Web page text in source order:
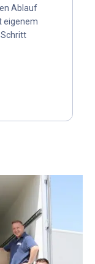
Ablauf
eigenem